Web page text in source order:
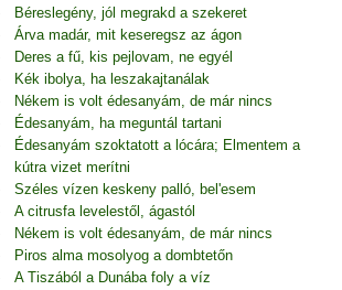
Béreslegény, jól megrakd a szekeret
Árva madár, mit keseregsz az ágon
Deres a fű, kis pejlovam, ne egyél
Kék ibolya, ha leszakajtanálak
Nékem is volt édesanyám, de már nincs
Édesanyám, ha meguntál tartani
Édesanyám szoktatott a lócára; Elmentem a
kútra vizet merítni
Széles vízen keskeny palló, bel'esem
A citrusfa levelestől, ágastól
Nékem is volt édesanyám, de már nincs
Piros alma mosolyog a dombtetőn
A Tiszából a Dunába foly a víz